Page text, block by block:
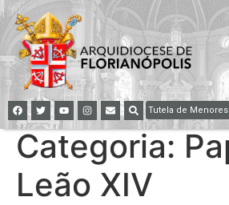
Tutela de Menores
Categoria:
Leão XIV